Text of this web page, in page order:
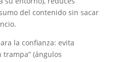
del contenido sin sacar
la confianza: evita
trampa” (ángulos